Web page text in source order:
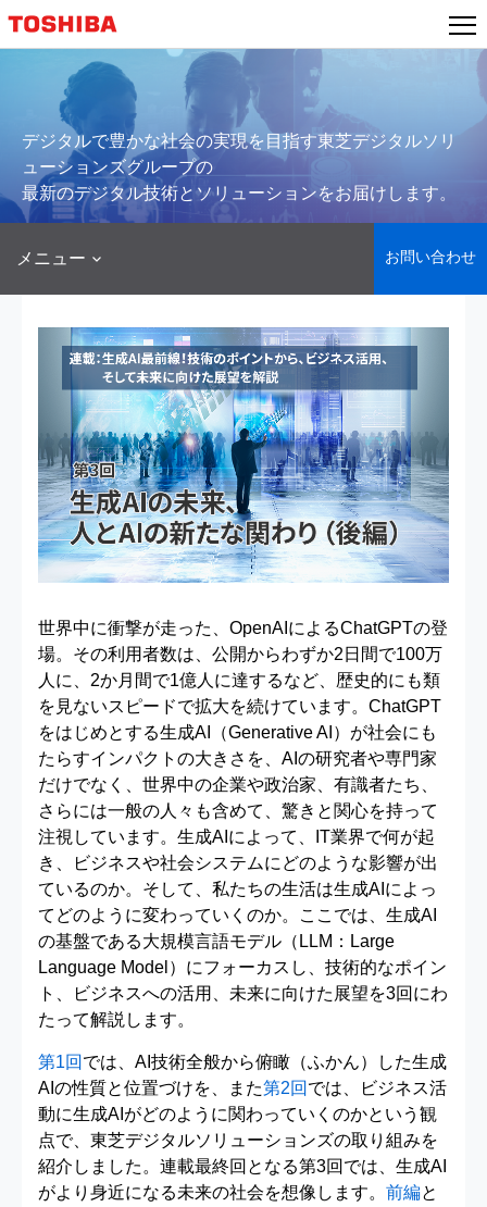
ン
プ
デジタルで豊かな社会の実現を目指す東芝デジタルソリ
ューションズグループの
最新のデジタル技術とソリューションをお届けします。
メニュー お問い合わせ
世界中に衝撃が走った、OpenAIによるChatGPTの登
場。その利用者数は、公開からわずか2日間で100万
人に、2か月間で1億人に達するなど、歴史的にも類
を見ないスピードで拡大を続けています。ChatGPT
をはじめとする生成AI（Generative AI）が社会にも
たらすインパクトの大きさを、AIの研究者や専門家
だけでなく、世界中の企業や政治家、有識者たち、
さらには一般の人々も含めて、驚きと関心を持って
注視しています。生成AIによって、IT業界で何が起
き、ビジネスや社会システムにどのような影響が出
ているのか。そして、私たちの生活は生成AIによっ
てどのように変わっていくのか。ここでは、生成AI
の基盤である大規模言語モデル（LLM：Large
Language Model）にフォーカスし、技術的なポイン
ト、ビジネスへの活用、未来に向けた展望を3回にわ
たって解説します。
第1回 では、AI技術全般から俯瞰（ふかん）した生成
AIの性質と位置づけを、また第2回 では、ビジネス活
動に生成AIがどのように関わっていくのかという観
点で、東芝デジタルソリューションズの取り組みを
紹介しました。連載最終回となる第3回では、生成AI
がより身近になる未来の社会を想像します。 前編と